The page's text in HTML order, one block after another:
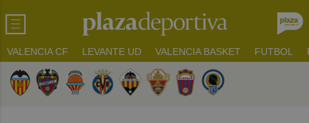
VALENCIA CF LEVANTE UD VALENCIA BASKET FUTBOL